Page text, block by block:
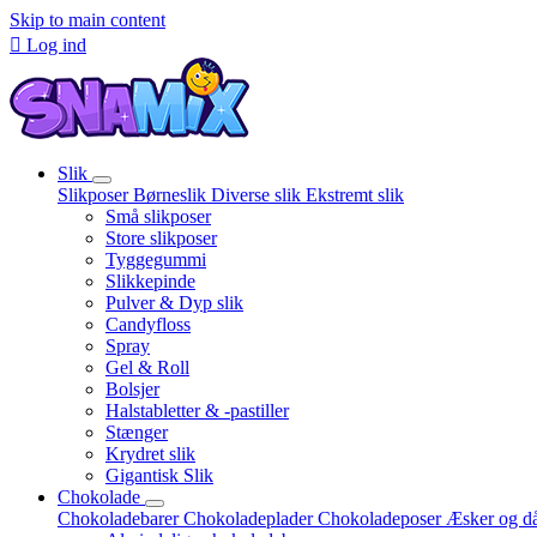
Skip to main content
 Log ind
Slik
SlikposerBørneslik Diverse slik Ekstremt slik
Små slikposer
Store slikposer
Tyggegummi
Slikkepinde
Pulver & Dyp slik
Candyfloss
Spray
Gel & Roll
Bolsjer
Halstabletter & -pastiller
Stænger
Krydret slik
Gigantisk Slik
Chokolade
ChokoladebarerChokoladepladerChokoladeposer Æsker og